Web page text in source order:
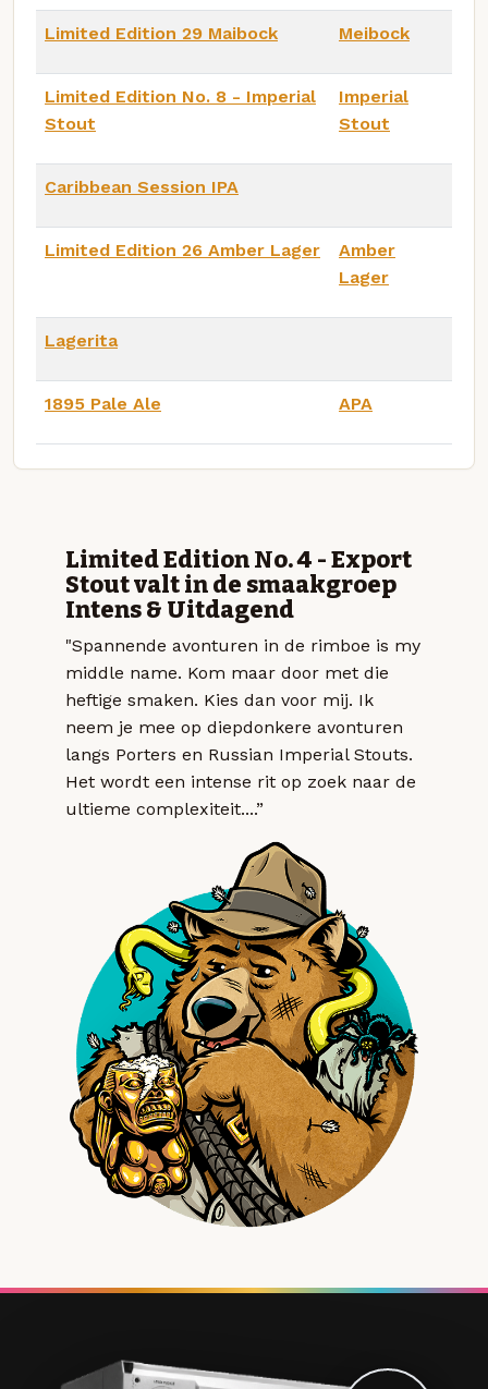
Limited Edition 29 Maibock Meibock
Limited Edition No. 8 - Imperial
Stout
Imperial
Stout
Caribbean Session IPA
Limited Edition 26 Amber Lager
Amber
Lager
Lagerita
1895 Pale Ale APA
Limited Edition No. 4 - Export
Stout valt in de smaakgroep
Intens & Uitdagend
"Spannende avonturen in de rimboe is my
middle name. Kom maar door met die
heftige smaken. Kies dan voor mij. Ik
neem je mee op diepdonkere avonturen
langs Porters en Russian Imperial Stouts.
Het wordt een intense rit op zoek naar de
ultieme complexiteit....”